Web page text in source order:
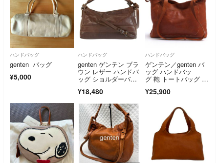
ハンドバッグ
genten バッグ
¥5,000
ハンドバッグ
genten ゲンテン ブラ
ウン レザー ハンドバ
ッグ ショルダーバッ
03816 【中古】
¥18,480
ハンドバッグ
ゲンテン／genten バ
ッグ ハンドバッ
グ 鞄 トートバッグ レ
用 レザー 革 本革 ブ
ce ソフィッチェ 手さ
げバッグ 2WAY ショ
ルダーバッグ
¥25,900